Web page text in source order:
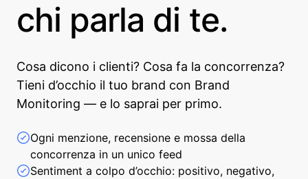
chi parla di te.
Cosa dicono i clienti? Cosa fa la concorrenza?
Tieni d’occhio il tuo brand con Brand
Monitoring — e lo saprai per primo.
Ogni menzione, recensione e mossa della
concorrenza in un unico feed
Sentiment a colpo d’occhio: positivo, negativo,